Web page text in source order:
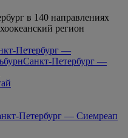
в 140 направлениях
регион
Петербург —
Санкт-Петербург —
Петербург — Сиемреап